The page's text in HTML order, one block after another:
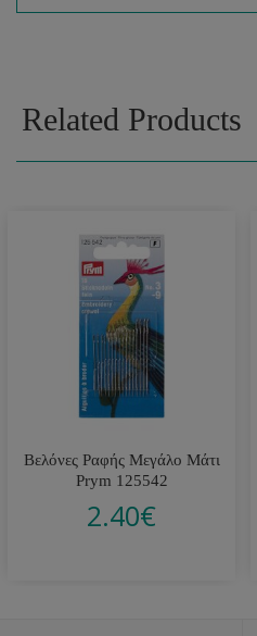
Related Products
Βελόνες Ραφής Μεγάλο Μάτι
Prym 125542
2.40€